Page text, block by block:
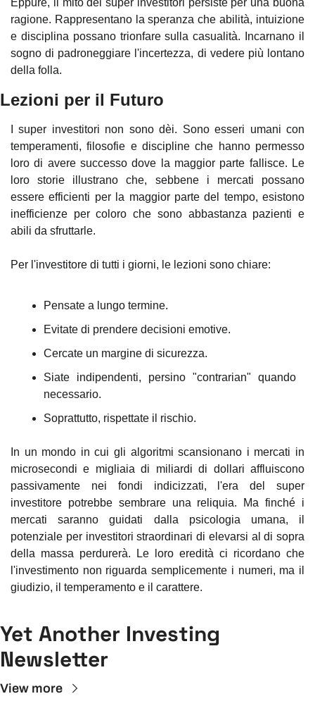
ragione. Rappresentano la speranza che abilità, intuizione
e disciplina possano trionfare sulla casualità. Incarnano il
sogno di padroneggiare l'incertezza, di vedere più lontano
della folla.
Lezioni per il Futuro
I super investitori non sono dèi. Sono esseri umani con
temperamenti, filosofie e discipline che hanno permesso
loro di avere successo dove la maggior parte fallisce. Le
loro storie illustrano che, sebbene i mercati possano
essere efficienti per la maggior parte del tempo, esistono
inefficienze per coloro che sono abbastanza pazienti e
abili da sfruttarle.
Per l'investitore di tutti i giorni, le lezioni sono chiare:
Pensate a lungo termine.
Evitate di prendere decisioni emotive.
Cercate un margine di sicurezza.
Siate indipendenti, persino "contrarian" quando
necessario.
Soprattutto, rispettate il rischio.
In un mondo in cui gli algoritmi scansionano i mercati in
microsecondi e migliaia di miliardi di dollari affluiscono
passivamente nei fondi indicizzati, l'era del super
investitore potrebbe sembrare una reliquia. Ma finché i
mercati saranno guidati dalla psicologia umana, il
potenziale per investitori straordinari di elevarsi al di sopra
della massa perdurerà. Le loro eredità ci ricordano che
l'investimento non riguarda semplicemente i numeri, ma il
giudizio, il temperamento e il carattere.
Yet Another Investing
Newsletter
View more